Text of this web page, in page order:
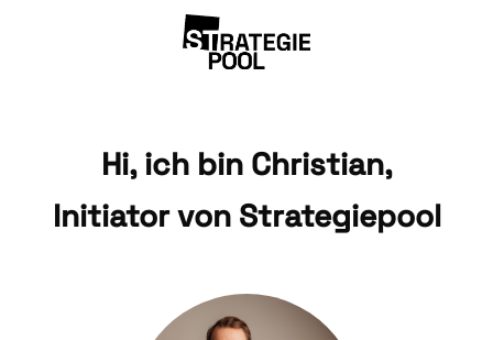
Hi, ich bin Christian,
Initiator von Strategiepool